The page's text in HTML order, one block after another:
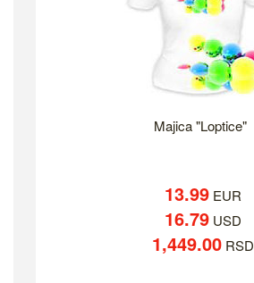
Majica "Loptice"
13.99EUR
16.79USD
1,449.00RSD